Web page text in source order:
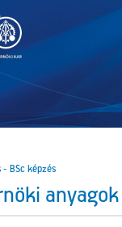
- BSc képzés